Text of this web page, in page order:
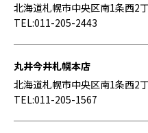
北海道札幌市中央区南1条西2
TEL:011-205-2443
丸井今井札幌本店
北海道札幌市中央区南1条西2
TEL:011-205-1567